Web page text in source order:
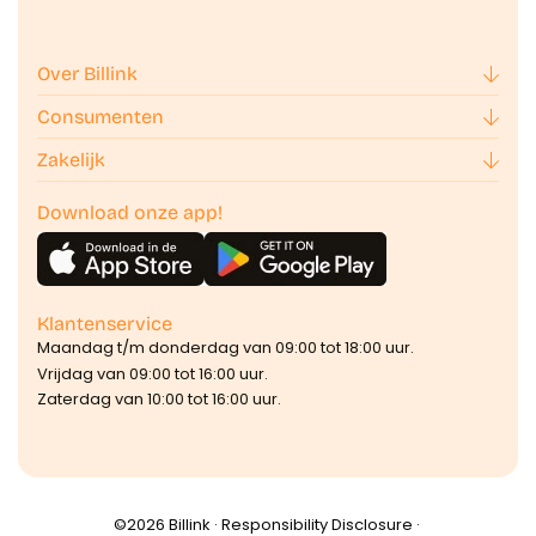
Over Billink
Consumenten
Zakelijk
Download onze app!
Klantenservice
Maandag t/m donderdag van 09:00 tot 18:00 uur.
Vrijdag van 09:00 tot 16:00 uur.
Zaterdag van 10:00 tot 16:00 uur.
©️2026 Billink · Responsibility Disclosure ·